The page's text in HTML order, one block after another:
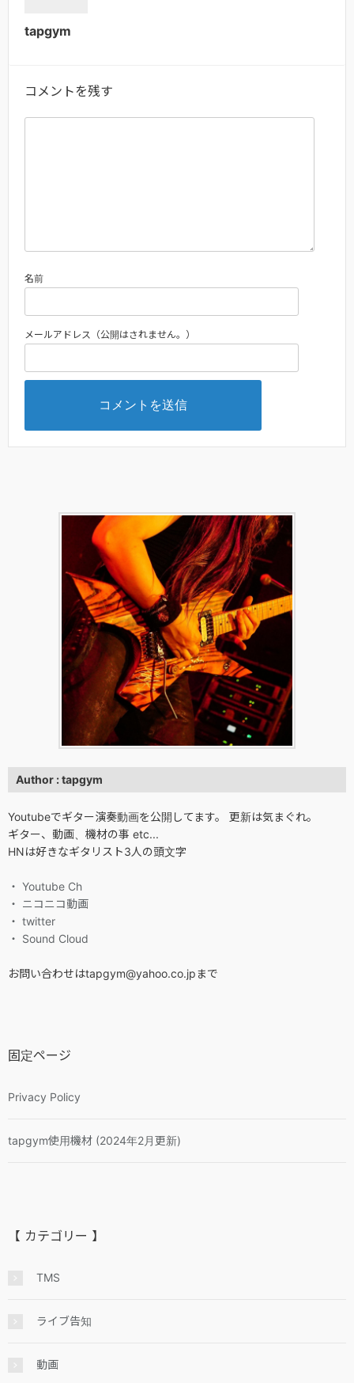
tapgym
コメントを残す
名前
メールアドレス（公開はされません。）
Author : tapgym
Youtubeでギター演奏動画を公開してます。 更新は気まぐれ。
ギター、動画、機材の事 etc...
HNは好きなギタリスト3人の頭文字
・ Youtube Ch
・ ニコニコ動画
・ twitter
・ Sound Cloud
お問い合わせはtapgym@yahoo.co.jpまで
固定ページ
Privacy Policy
tapgym使用機材 (2024年2月更新)
【 カテゴリー 】
TMS
ライブ告知
動画